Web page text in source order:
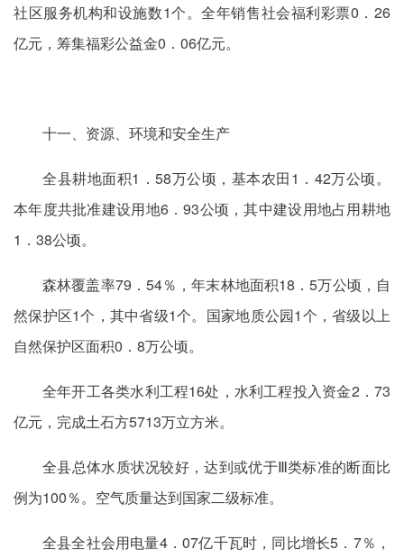
社区服务机构和设施数1个。全年销售社会福利彩票0．26
亿元，筹集福彩公益金0．06亿元。
十一、资源、环境和安全生产
全县耕地面积1．58万公顷，基本农田1．42万公顷。
本年度共批准建设用地6．93公顷，其中建设用地占用耕地
1．38公顷。
森林覆盖率79．54％，年末林地面积18．5万公顷，自
然保护区1个，其中省级1个。国家地质公园1个，省级以上
自然保护区面积0．8万公顷。
全年开工各类水利工程16处，水利工程投入资金2．73
亿元，完成土石方5713万立方米。
全县总体水质状况较好，达到或优于Ⅲ类标准的断面比
例为100％。空气质量达到国家二级标准。
全县全社会用电量4．07亿千瓦时，同比增长5．7％，